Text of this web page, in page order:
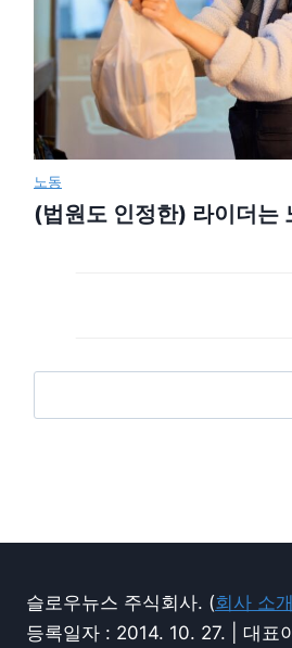
노동
(법원도 인정한) 라이더는
슬로우뉴스 주식회사. (회사 소
등록일자 : 2014. 10. 27. | 대표